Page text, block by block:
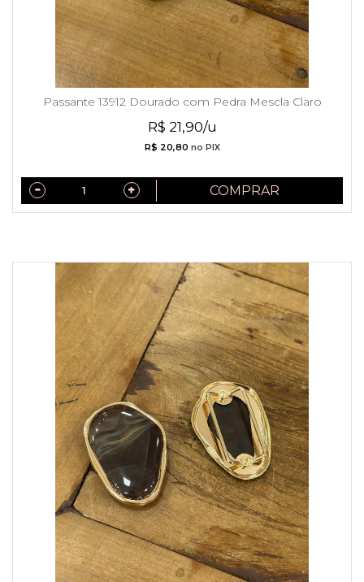
Passante 13912 Dourado com Pedra Mescla Claro
R$ 21,90/u
R$ 20,80 no PIX
COMPRAR